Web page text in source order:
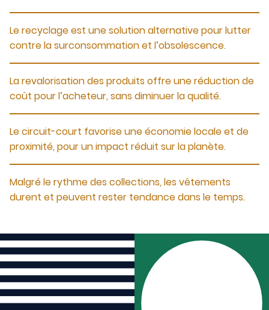
Le recyclage est une solution alternative pour lutter
contre la surconsommation et l’obsolescence.
La revalorisation des produits offre une réduction de
coût pour l’acheteur, sans diminuer la qualité.
Le circuit-court favorise une économie locale et de
proximité, pour un impact réduit sur la planète.
Malgré le rythme des collections, les vêtements
durent et peuvent rester tendance dans le temps.